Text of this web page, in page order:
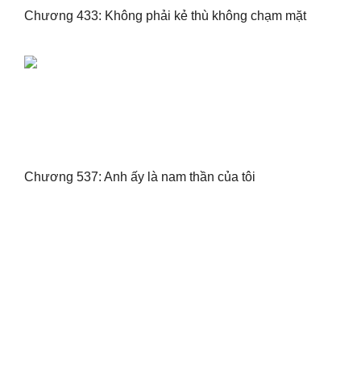
Chương 433: Không phải kẻ thù không chạm mặt
Chương 537: Anh ấy là nam thần của tôi